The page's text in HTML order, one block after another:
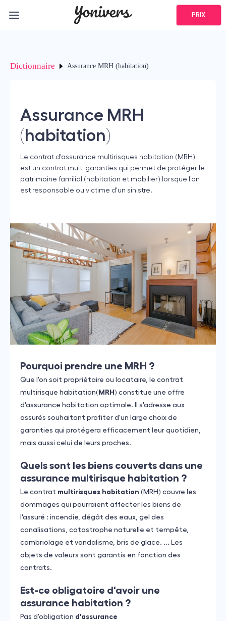
PRIX
Dictionnaire Assurance MRH (habitation)
Assurance MRH
(habitation)
Le contrat d'assurance multirisques habitation (MRH)
est un contrat multi garanties qui permet de protéger le
patrimoine familial (habitation et mobilier) lorsque l'on
est responsable ou victime d'un sinistre.
Pourquoi prendre une MRH ?
Que l'on soit propriétaire ou locataire, le contrat
multirisque habitation( MRH ) constitue une offre
d'assurance habitation optimale. Il s'adresse aux
assurés souhaitant profiter d'un large choix de
garanties qui protégera efficacement leur quotidien,
mais aussi celui de leurs proches.
Quels sont les biens couverts dans une
assurance multirisque habitation ?
Le contrat multirisques habitation (MRH) couvre les
dommages qui pourraient affecter les biens de
l'assuré : incendie, dégât des eaux, gel des
canalisations, catastrophe naturelle et tempête,
cambriolage et vandalisme, bris de glace. ... Les
objets de valeurs sont garantis en fonction des
contrats.
Est-ce obligatoire d'avoir une
assurance habitation ?
Pas d'obligation d'assurance